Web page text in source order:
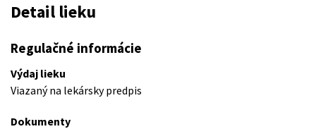
Detail lieku
Regulačné informácie
Výdaj lieku
Viazaný na lekársky predpis
Dokumenty